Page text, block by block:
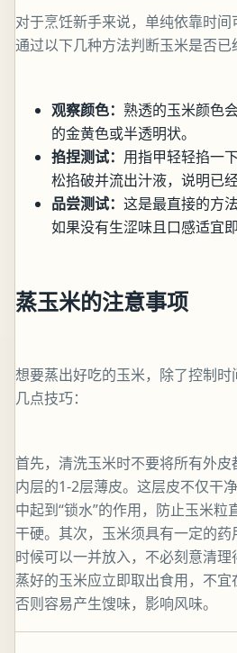
对于烹饪新手来说，单纯依靠时
通过以下几种方法判断玉米是否已
观察颜色： 熟透的玉米颜色
的金黄色或半透明状。
掐捏测试： 用指甲轻轻掐一
松掐破并流出汁液，说明已经
品尝测试： 这是最直接的方
如果没有生涩味且口感适宜即
蒸玉米的注意事项
想要蒸出好吃的玉米，除了控制
几点技巧：
首先，清洗玉米时不要将所有外
内层的1-2层薄皮。这层皮不仅干
中起到“锁水”的作用，防止玉米粒
干硬。其次，玉米须具有一定的
时候可以一并放入，不必刻意清理
蒸好的玉米应立即取出食用，不宜
否则容易产生馊味，影响风味。